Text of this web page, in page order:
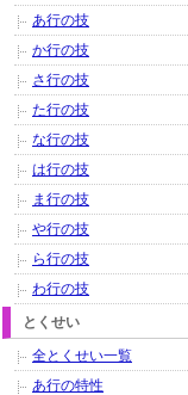
あ行の技
か行の技
さ行の技
た行の技
な行の技
は行の技
ま行の技
や行の技
ら行の技
わ行の技
とくせい
全とくせい一覧
あ行の特性